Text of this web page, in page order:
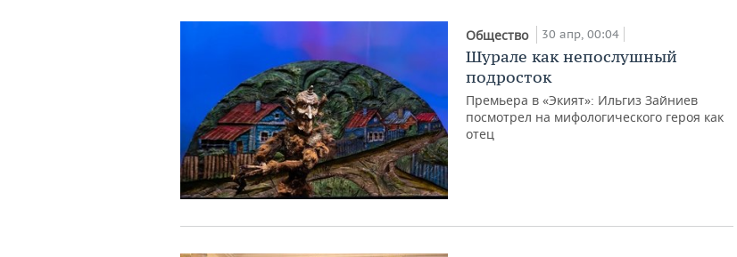
Общество 30 апр, 00:04
Шурале как непослушный
подросток
Премьера в «Экият»: Ильгиз Зайниев
посмотрел на мифологического героя как
отец